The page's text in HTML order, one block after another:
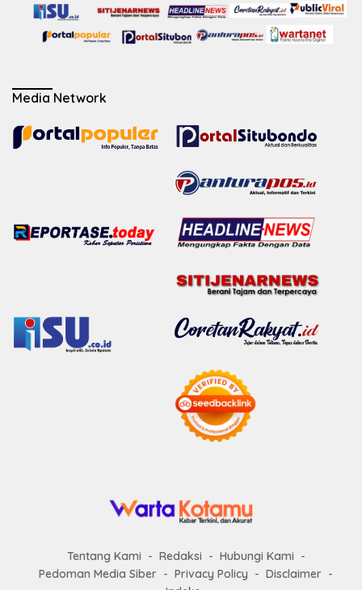
Media Network
Tentang Kami Redaksi
Hubungi Kami
Pedoman Media Siber
Privacy Policy
Disclaimer